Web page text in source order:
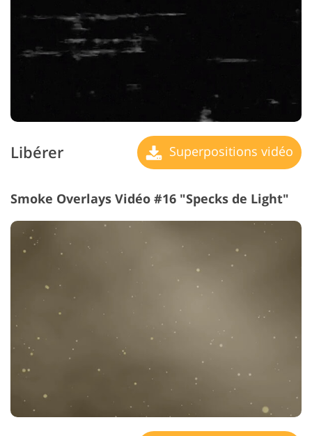
Libérer Superpositions vidéo
Smoke Overlays Vidéo #16 "Specks de Light"